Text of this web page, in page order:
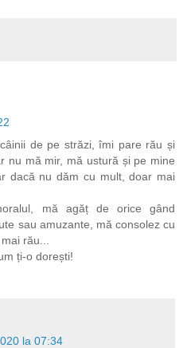
de pe străzi, îmi pare rău și
nu mă mir, mă ustură și pe mine
dacă nu dăm cu mult, doar mai
mă agăț de orice gând
sau amuzante, mă consolez cu
rău...
ți-o dorești!
la 07:34